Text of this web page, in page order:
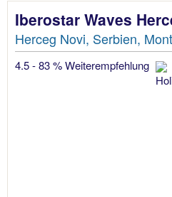
Iberostar Waves
Herceg Novi, Serbien,
4.5 - 83 % Weiterempfehlung